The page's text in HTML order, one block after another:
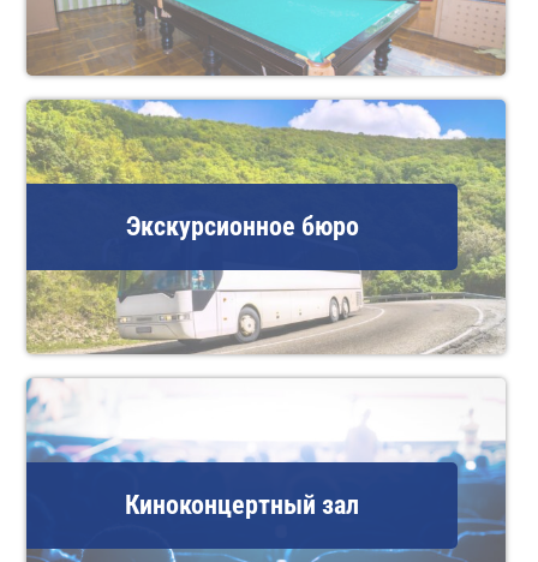
Экскурсионное бюро
Киноконцертный зал